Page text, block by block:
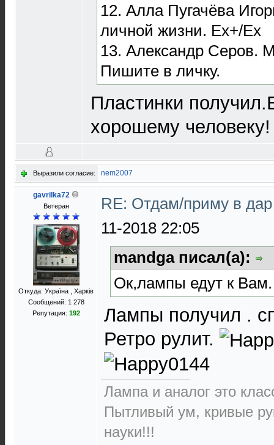
12. Алла Пугачёва
личной жизни. Ex+/Ex
13. Александр Серов.
Пишите в личку.
Пластинки
хорошему человеку!
Выразили согласие: nem2007
gavrilka72
Ветеран
Откуда: Україна , Харків
Сообщений: 1 278
Репутация: 192
RE: Отдам/приму в
11-2018 22:05
mandga писал(а):
Ок,лампы едут к Вам.
Лампы получил .
Ретро рулит.
Лампа и аналог это
Пытливый ум, кривые
науки!!!